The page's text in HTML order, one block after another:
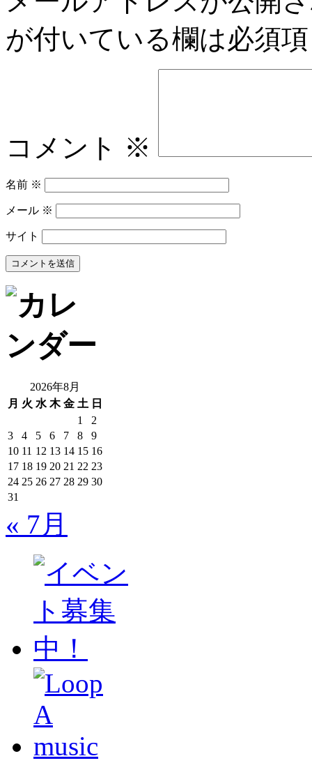
が付いている欄は必須
コメント ※
名前 ※
メール ※
サイト
2026年8月
月 火 水 木 金 土 日
1
2
3
4 5 6 7 8
9
10 11 12 13 14 15 16
17 18 19 20 21 22 23
24 25 26 27 28 29 30
31
« 7月